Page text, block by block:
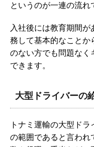
というのが一連の流れ
入社後には教育期間
務して基本的なことか
のない方でも問題なく
できます。
大型ドライバーの
トナミ運輸の大型ドラ
の範囲であると言われ